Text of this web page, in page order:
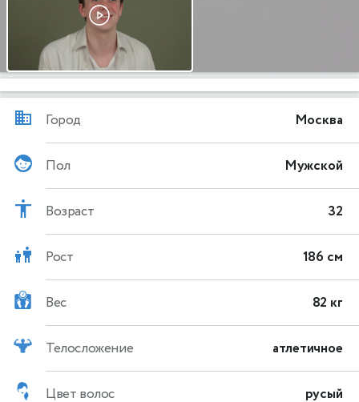
Город Москва
Пол Мужской
Возраст 32
Рост 186 см
Вес 82 кг
Телосложение атлетичное
Цвет волос русый